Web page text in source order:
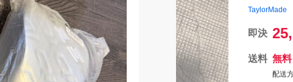
TaylorMade
即決
送料 無料
配送